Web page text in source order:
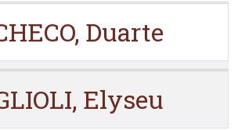
Duarte
Elyseu